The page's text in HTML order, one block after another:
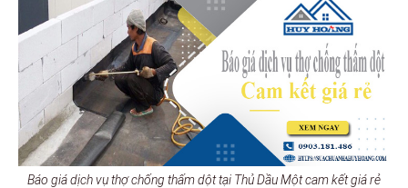
Báo giá dịch vụ thợ chống thấm dột tại Thủ Dầu Một cam kết giá rẻ